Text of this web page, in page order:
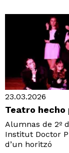
23.03.2026
Teatro hecho
Alumnas de 2º
Institut Doctor
d’un horitzó